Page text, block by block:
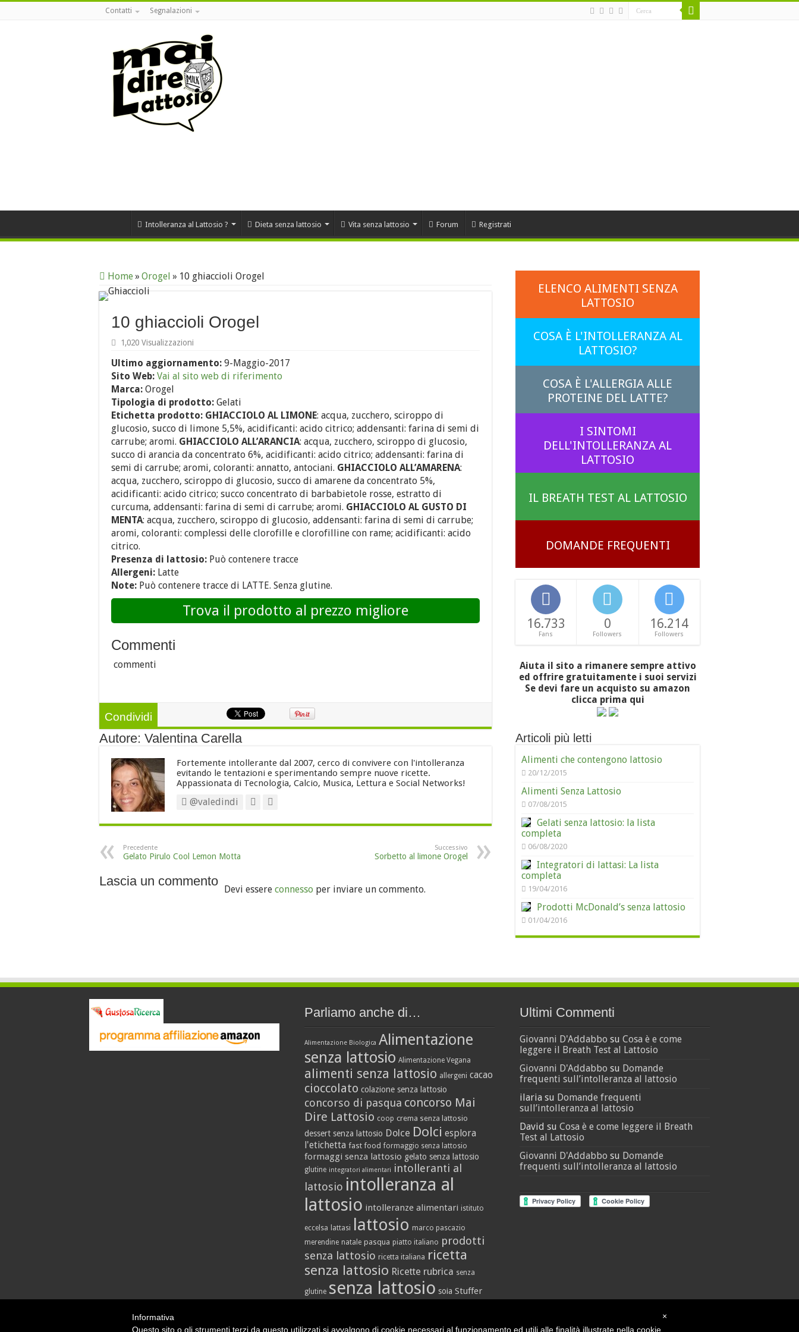
Contatti Segnalazioni
Intolleranza al Lattosio ? Dieta senza lattosio Vita senza lattosio Forum Registrati
Home» Orogel » 10 ghiaccioli Orogel
10 ghiaccioli Orogel
1,020 Visualizzazioni
Ultimo aggiornamento: 9-Maggio-2017
Sito Web: Vai al sito web di riferimento
Marca: Orogel
Tipologia di prodotto: Gelati
Etichetta prodotto: GHIACCIOLO AL LIMONE: acqua, zucchero, sciroppo di
glucosio, succo di limone 5,5%, acidificanti: acido citrico; addensanti: farina di semi di
carrube; aromi. GHIACCIOLO ALL’ARANCIA: acqua, zucchero, sciroppo di glucosio,
succo di arancia da concentrato 6%, acidificanti: acido citrico; addensanti: farina di
semi di carrube; aromi, coloranti: annatto, antociani. GHIACCIOLO ALL’AMARENA:
acqua, zucchero, sciroppo di glucosio, succo di amarene da concentrato 5%,
acidificanti: acido citrico; succo concentrato di barbabietole rosse, estratto di
curcuma, addensanti: farina di semi di carrube; aromi. GHIACCIOLO AL GUSTO DI
MENTA: acqua, zucchero, sciroppo di glucosio, addensanti: farina di semi di carrube;
aromi, coloranti: complessi delle clorofille e clorofilline con rame; acidificanti: acido
citrico.
Presenza di lattosio: Può contenere tracce
Allergeni: Latte
Note: Può contenere tracce di LATTE. Senza glutine.
Trova il prodotto al prezzo migliore
Commenti
commenti
Condividi
Autore: Valentina Carella
Fortemente intollerante dal 2007, cerco di convivere con l'intolleranza
evitando le tentazioni e sperimentando sempre nuove ricette.
Appassionata di Tecnologia, Calcio, Musica, Lettura e Social Networks!
@valedindi
Precedente
Gelato Pirulo Cool Lemon Motta
Successivo
Sorbetto al limone Orogel
Lascia un commento
Devi essere connesso per inviare un commento.
ELENCO ALIMENTI SENZA
LATTOSIO
COSA È L'INTOLLERANZA AL
LATTOSIO?
COSA È L'ALLERGIA ALLE
PROTEINE DEL LATTE?
I SINTOMI
DELL'INTOLLERANZA AL
LATTOSIO
IL BREATH TEST AL LATTOSIO
DOMANDE FREQUENTI
16.733
Fans
0
Followers
16.214
Followers
Aiuta il sito a rimanere sempre attivo
ed offrire gratuitamente i suoi servizi
Se devi fare un acquisto su amazon
clicca prima qui
Articoli più letti
Alimenti che contengono lattosio
20/12/2015
Alimenti Senza Lattosio
07/08/2015
Gelati senza lattosio: la lista
completa
06/08/2020
Integratori di lattasi: La lista
completa
19/04/2016
Prodotti McDonald’s senza lattosio
01/04/2016
Parliamo anche di…
Alimentazione Biologica Alimentazione
senza lattosio Alimentazione Vegana
alimenti senza lattosio allergeni cacao
cioccolato colazione senza lattosio
concorso di pasqua concorso Mai
Dire Lattosio coop crema senza lattosio
dessert senza lattosio Dolce Dolci esplora
l'etichetta fast food formaggio senza lattosio
formaggi senza lattosio gelato senza lattosio
glutine integratori alimentari intolleranti al
lattosio intolleranza al
lattosio intolleranze alimentari istituto
eccelsa lattasi lattosio marco pascazio
merendine natale pasqua piatto italiano prodotti
senza lattosio ricetta italiana ricetta
senza lattosio Ricette rubrica senza
glutine senza lattosio soia Stuffer
Ultimi Commenti
Giovanni D'Addabbo su Cosa è e come
leggere il Breath Test al Lattosio
Giovanni D'Addabbo su Domande
frequenti sull’intolleranza al lattosio
ilaria su Domande frequenti
sull’intolleranza al lattosio
David su Cosa è e come leggere il Breath
Test al Lattosio
Giovanni D'Addabbo su Domande
frequenti sull’intolleranza al lattosio
×
Informativa
Questo sito o gli strumenti terzi da questo utilizzati si avvalgono di cookie necessari al funzionamento ed utili alle finalità illustrate nella cookie